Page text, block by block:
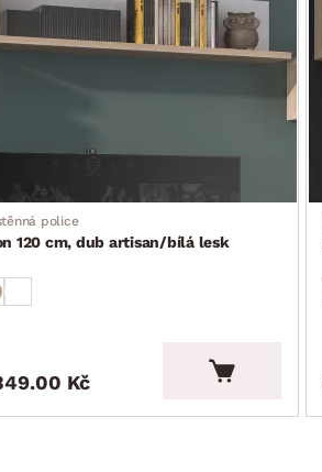
police
120 cm, dub artisan/bílá lesk
Kč